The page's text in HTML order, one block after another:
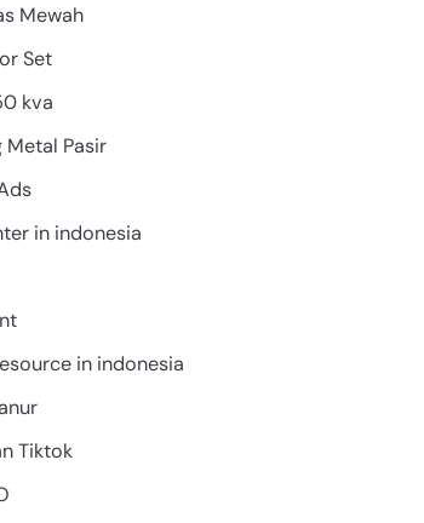
Mewah
Set
kva
Metal Pasir
in indonesia
in indonesia
Tiktok